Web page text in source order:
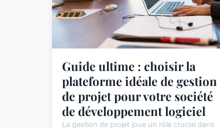
Guide ultime : choisir la
plateforme idéale de gestion
de projet pour votre société
de développement logiciel
La gestion de projet joue un rôle crucial dans